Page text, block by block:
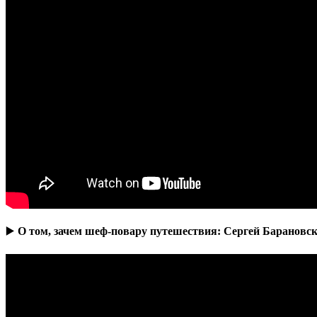
▶️ О том, зачем шеф-повару путешествия: Сергей